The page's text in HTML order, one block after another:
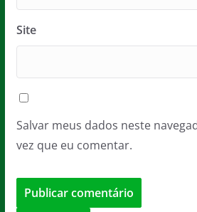
Site
Salvar meus dados neste
vez que eu comentar.